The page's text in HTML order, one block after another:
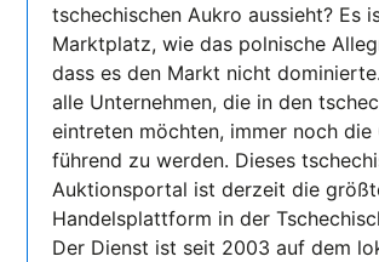
tschechischen Aukro aussieht? Es
Marktplatz, wie das polnische
dass es den Markt nicht
alle Unternehmen, die in den
eintreten möchten, immer noch die
führend zu werden. Dieses
Auktionsportal ist derzeit die
Handelsplattform in der
Der Dienst ist seit 2003 auf dem